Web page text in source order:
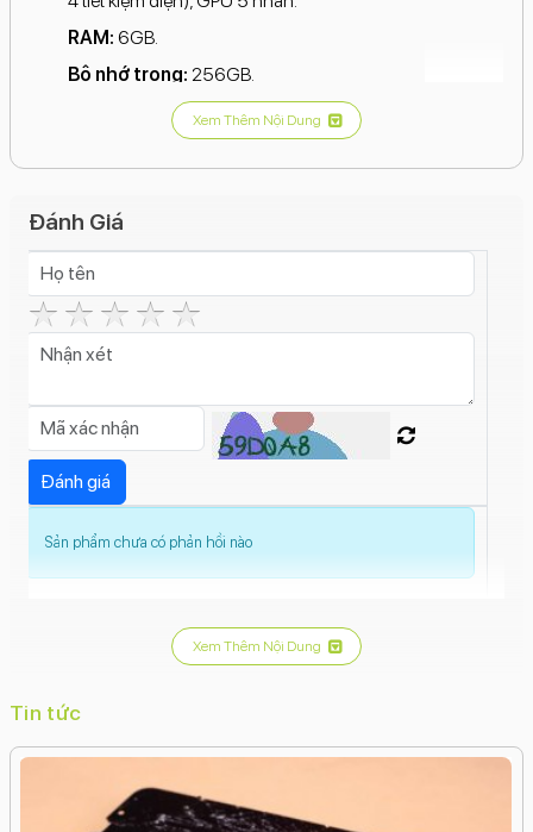
Đánh Giá
Sản phẩm chưa có phản hồi nào
Xem Thêm Nội Dung
RAM: 6GB.
Bộ nhớ trong: 256GB.
Camera sau:Hệ thống camera kép 12MP, bao gồm
camera chính và camera góc siêu rộng, cải thiện khả
năng chụp thiếu sáng.
Camera trước:
Kết nối:5G, Wi-Fi 6, Bluetooth 5.3, Lightning, NFC, hỗ
trợ eSIM.
Pin: Thời lượng pin được cải thiện, hỗ trợ xem video liên
tục lên đến 26 giờ.
Tính năng khác:
Kháng nước, bụi chuẩn IP68, phát
hiện va chạm, SOS khẩn cấp qua vệ tinh (ở một số thị
trường).
iPhone 14 Plus 256GB là lựa chọn phù hợp cho những người
chụp ảnh tốt, đặc biệt là trong điều kiện thiếu sáng.
Xem Thêm Nội Dung
Tin tức